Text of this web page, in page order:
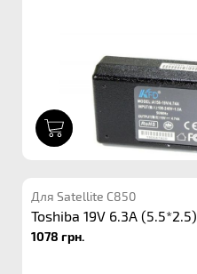
Для Satellite C850
Toshiba 19V 6.3A (5.5*2.5)
1078 грн.